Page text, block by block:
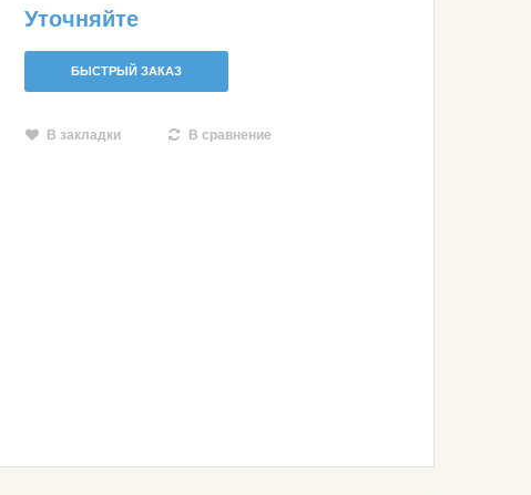
Уточняйте
БЫСТРЫЙ ЗАКАЗ
В закладки В сравнение